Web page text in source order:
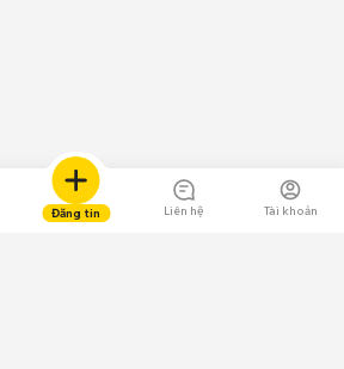
Đăng tin Liên hệ Tài khoản